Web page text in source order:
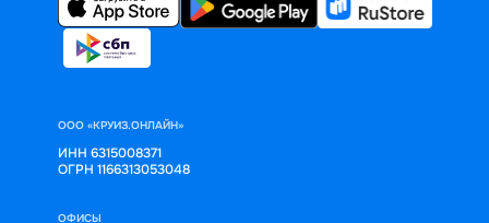
ООО «КРУИЗ.ОНЛАЙН»
ИНН 6315008371
ОГРН 1166313053048
ОФИСЫ